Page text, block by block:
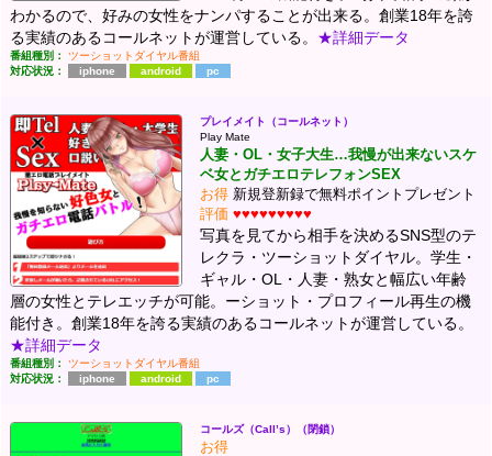
わかるので、好みの女性をナンパすることが出来る。創業18年を誇
る実績のあるコールネットが運営している。 ★詳細データ
番組種別：
ツーショットダイヤル番組
対応状況：
iphone android pc
プレイメイト（コールネット）
Play Mate
人妻・OL・女子大生…我慢が出来ないスケ
ベ女とガチエロテレフォンSEX
お得 新規登新録で無料ポイントプレゼント
評価 ♥♥♥♥♥♥♥♥♥
写真を見てから相手を決めるSNS型のテ
レクラ・ツーショットダイヤル。学生・
ギャル・OL・人妻・熟女と幅広い年齢
層の女性とテレエッチが可能。ーショット・プロフィール再生の機
能付き。創業18年を誇る実績のあるコールネットが運営している。
★詳細データ
番組種別：
ツーショットダイヤル番組
対応状況：
iphone android pc
コールズ（Call’s）（閉鎖）
お得